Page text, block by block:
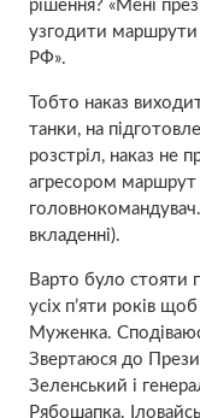
рішення? «Мені
узгодити маршрути
РФ».
Тобто наказ
танки, на
розстріл, наказ не
агресором маршрут
вкладенні).
Варто було стояти
усіх п’яти років
Муженка.
Звертаюся до
Зеленський і
Рябошапка.